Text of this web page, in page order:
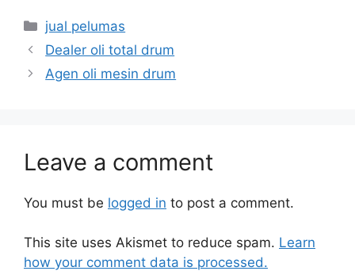
jual pelumas
Dealer oli total drum
Agen oli mesin drum
Leave a comment
You must be logged in to post a comment.
This site uses Akismet to reduce spam. Learn
how your comment data is processed.